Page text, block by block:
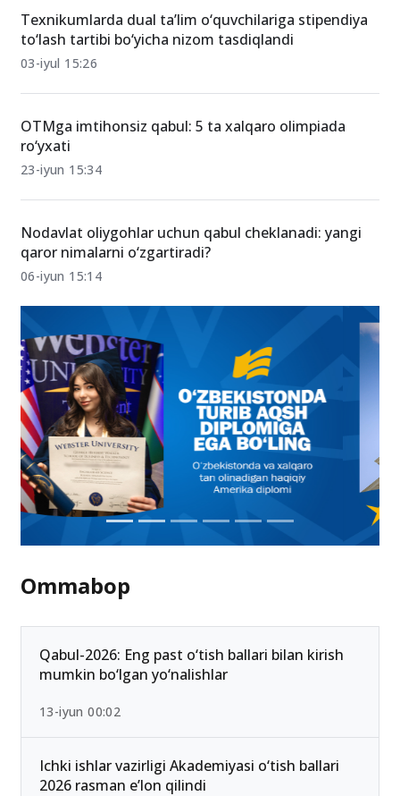
Texnikumlarda dual ta’lim o‘quvchilariga stipendiya
to‘lash tartibi bo‘yicha nizom tasdiqlandi
03-iyul 15:26
OTMga imtihonsiz qabul: 5 ta xalqaro olimpiada
ro‘yxati
23-iyun 15:34
Nodavlat oliygohlar uchun qabul cheklanadi: yangi
qaror nimalarni o‘zgartiradi?
06-iyun 15:14
Ommabop
Qabul-2026: Eng past o‘tish ballari bilan kirish
mumkin bo‘lgan yo‘nalishlar
13-iyun 00:02
Ichki ishlar vazirligi Akademiyasi o‘tish ballari
2026 rasman e’lon qilindi